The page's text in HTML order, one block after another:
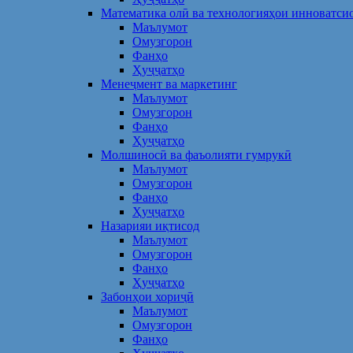
Математика олӣ ва технологияҳои
Маълумот
Омузгорон
Фанҳо
Ҳуҷҷатҳо
Менеҷмент ва маркетинг
Маълумот
Омузгорон
Фанҳо
Ҳуҷҷатҳо
Молшиносӣ ва фаъолияти гумрукӣ
Маълумот
Омузгорон
Фанҳо
Ҳуҷҷатҳо
Назарияи иқтисод
Маълумот
Омузгорон
Фанҳо
Ҳуҷҷатҳо
Забонҳои хориҷӣ
Маълумот
Омузгорон
Фанҳо